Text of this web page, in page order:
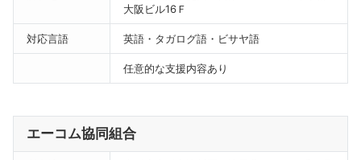
大阪ビル16Ｆ
対応言語 英語・タガログ語・ビサヤ語
任意的な支援内容あり
エーコム協同組合